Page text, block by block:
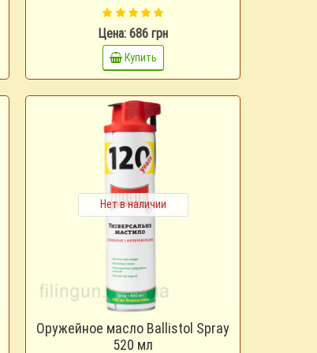
Цена: 686 грн
Купить
Нет в наличии
Оружейное масло Ballistol Spray
520 мл